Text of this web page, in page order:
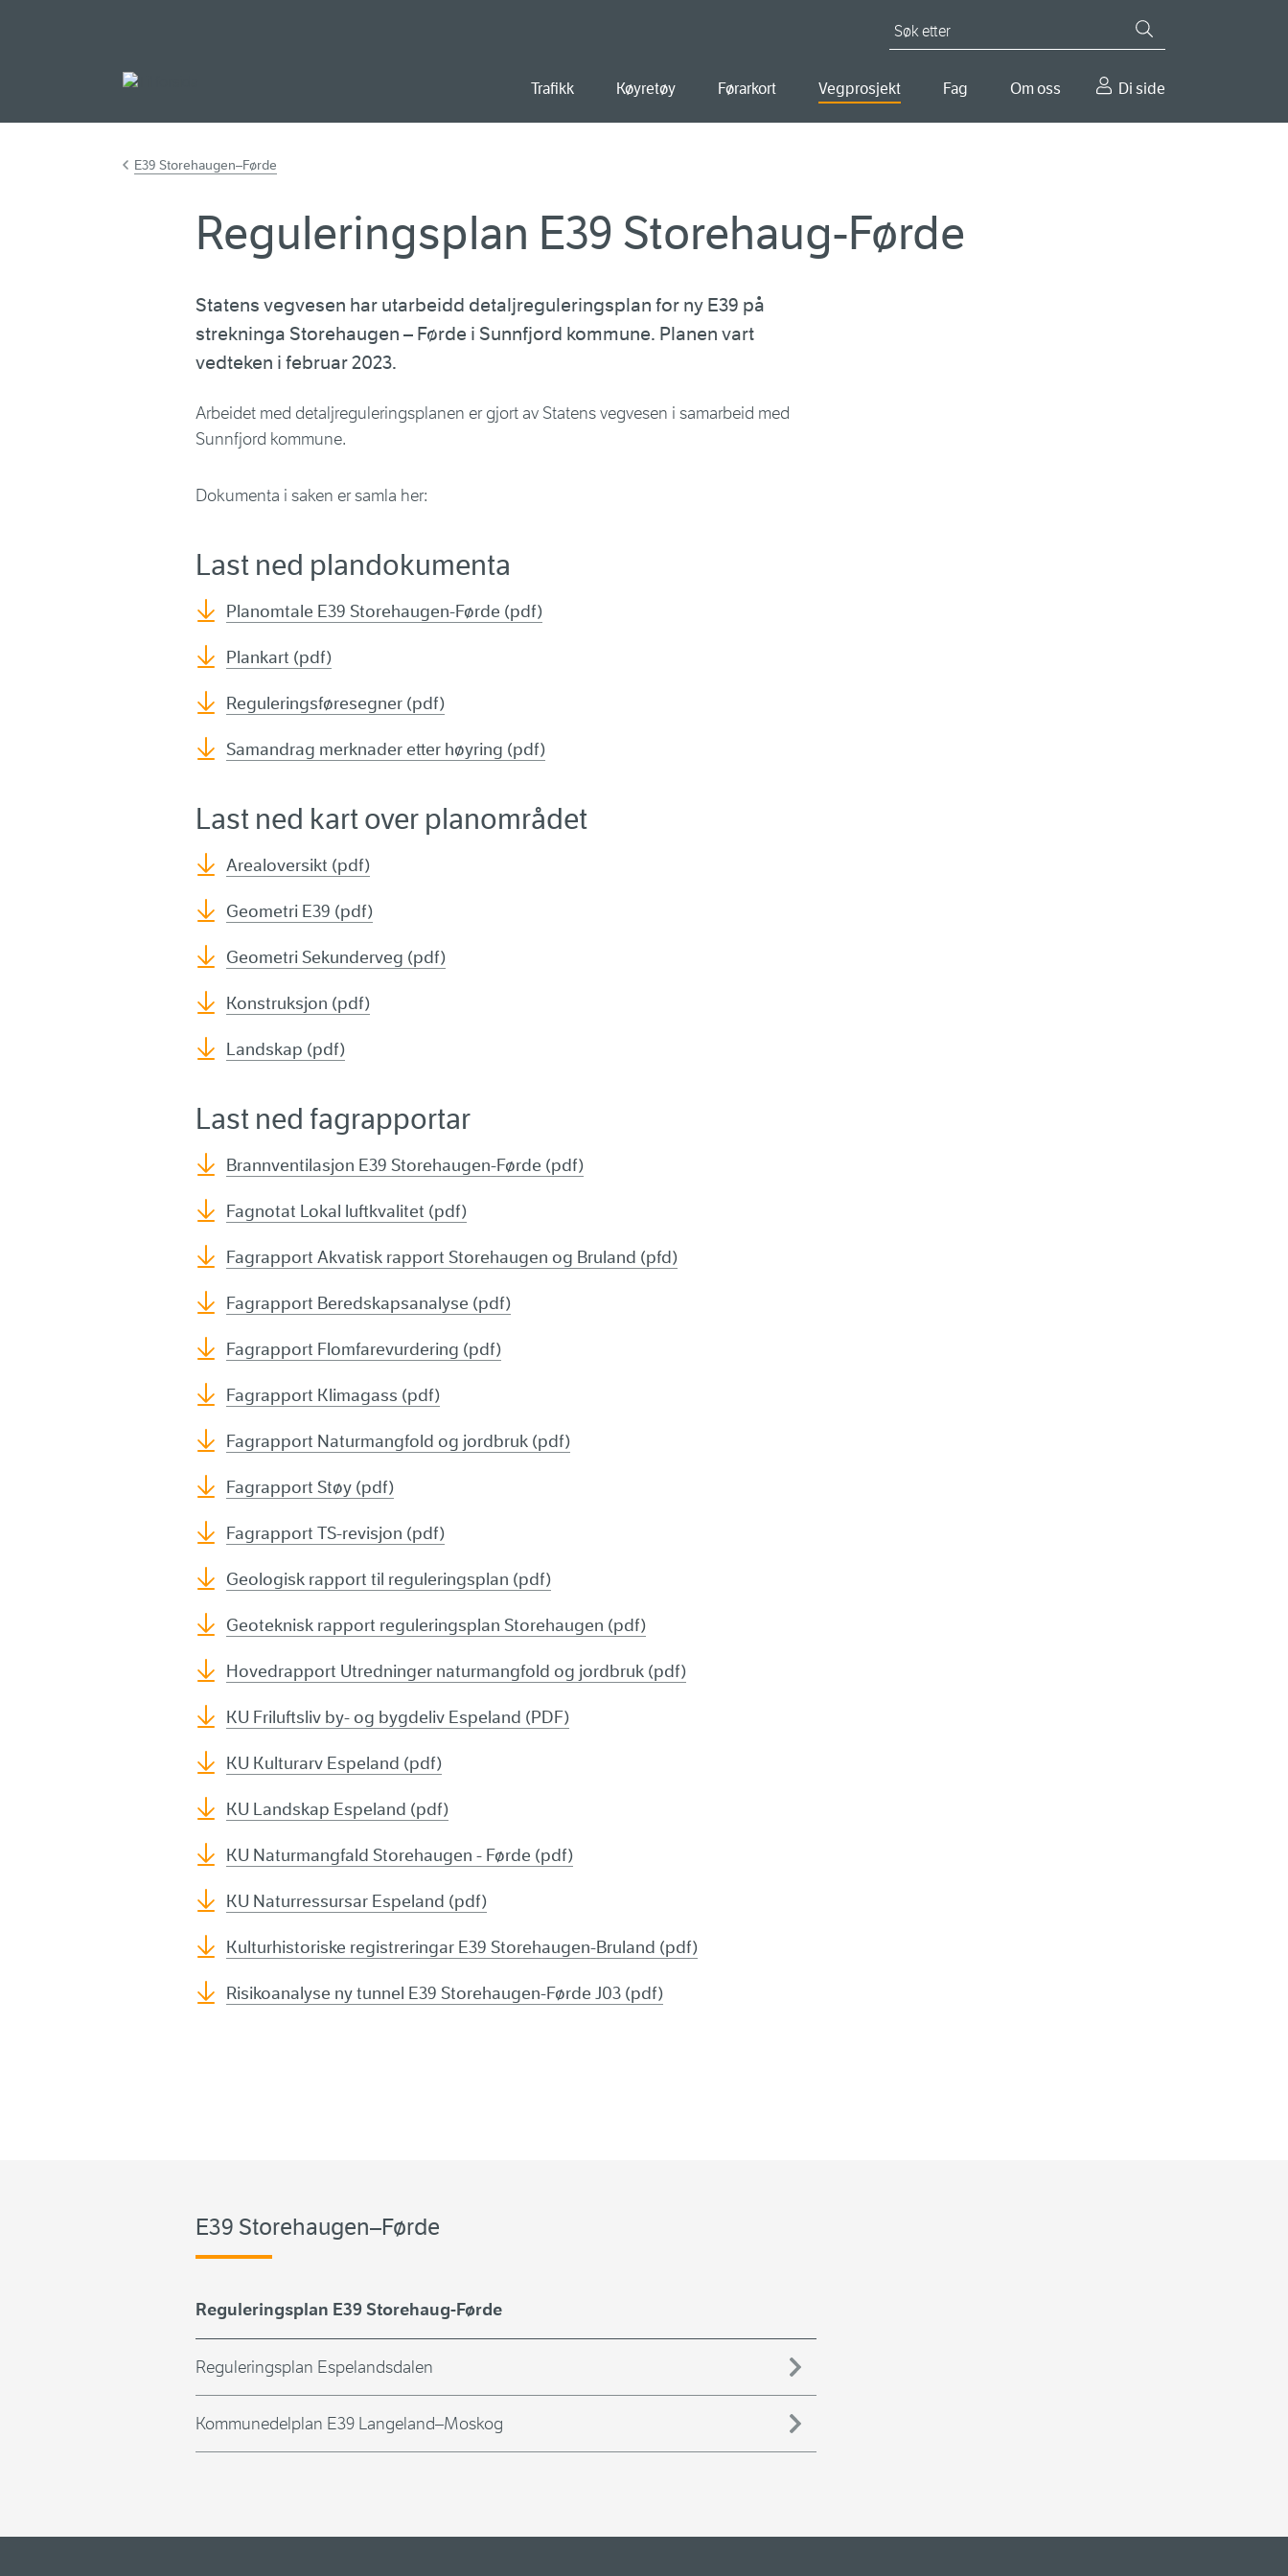
Trafikk Køyretøy Førarkort Vegprosjekt Fag Om oss Di side
E39 Storehaugen–Førde
Reguleringsplan E39 Storehaug-Førde
Statens vegvesen har utarbeidd detaljreguleringsplan for ny E39 på
strekninga Storehaugen – Førde i Sunnfjord kommune. Planen vart
vedteken i februar 2023.
Arbeidet med detaljreguleringsplanen er gjort av Statens vegvesen i samarbeid med
Sunnfjord kommune.
Dokumenta i saken er samla her:
Last ned plandokumenta
Planomtale E39 Storehaugen-Førde (pdf)
Plankart (pdf)
Reguleringsføresegner (pdf)
Samandrag merknader etter høyring (pdf)
Last ned kart over planområdet
Arealoversikt (pdf)
Geometri E39 (pdf)
Geometri Sekunderveg (pdf)
Konstruksjon (pdf)
Landskap (pdf)
Last ned fagrapportar
Brannventilasjon E39 Storehaugen-Førde (pdf)
Fagnotat Lokal luftkvalitet (pdf)
Fagrapport Akvatisk rapport Storehaugen og Bruland (pfd)
Fagrapport Beredskapsanalyse (pdf)
Fagrapport Flomfarevurdering (pdf)
Fagrapport Klimagass (pdf)
Fagrapport Naturmangfold og jordbruk (pdf)
Fagrapport Støy (pdf)
Fagrapport TS-revisjon (pdf)
Geologisk rapport til reguleringsplan (pdf)
Geoteknisk rapport reguleringsplan Storehaugen (pdf)
Hovedrapport Utredninger naturmangfold og jordbruk (pdf)
KU Friluftsliv by- og bygdeliv Espeland (PDF)
KU Kulturarv Espeland (pdf)
KU Landskap Espeland (pdf)
KU Naturmangfald Storehaugen - Førde (pdf)
KU Naturressursar Espeland (pdf)
Kulturhistoriske registreringar E39 Storehaugen-Bruland (pdf)
Risikoanalyse ny tunnel E39 Storehaugen-Førde J03 (pdf)
E39 Storehaugen–Førde
Reguleringsplan E39 Storehaug-Førde
Reguleringsplan Espelandsdalen
Kommunedelplan E39 Langeland–Moskog